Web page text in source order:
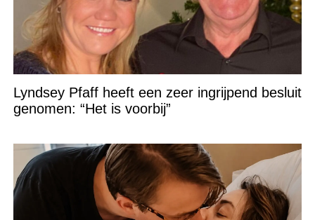
Lyndsey Pfaff heeft een zeer ingrijpend besluit
genomen: “Het is voorbij”